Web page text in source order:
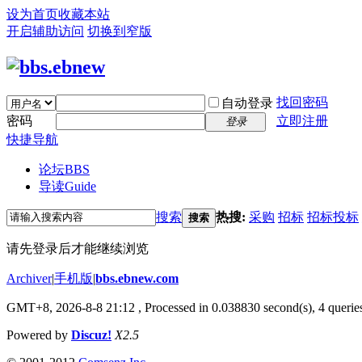
设为首页收藏本站
开启辅助访问 切换到窄版
自动登录 找回密码
密码
登录
立即注册
快捷导航
论坛BBS
导读Guide
搜索 搜索 热搜: 采购 招标 招标投标
请先登录后才能继续浏览
Archiver|手机版|bbs.ebnew.com
GMT+8, 2026-8-8 21:12 , Processed in 0.038830 second(s), 4
Powered by Discuz! X2.5